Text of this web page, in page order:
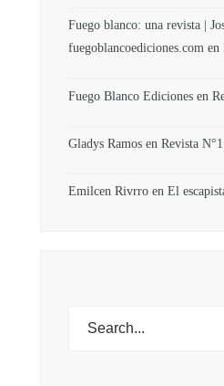
Fuego blanco: una revista |
fuegoblancoediciones.com en
Fuego Blanco Ediciones en
Gladys Ramos en Revista N°1
Emilcen Rivrro en El